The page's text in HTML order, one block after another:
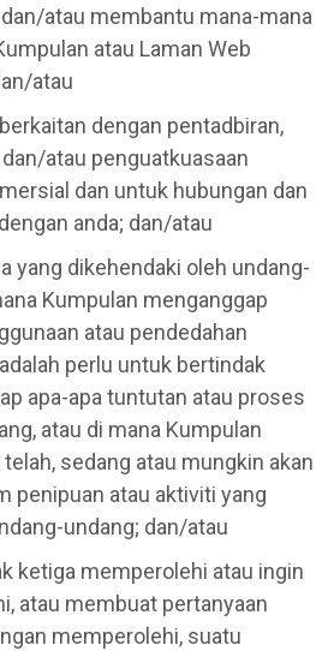
atau membantu mana-mana
atau Laman Web
atau
dengan pentadbiran,
atau penguatkuasaan
dan untuk hubungan dan
anda; dan/atau
yang dikehendaki oleh undang-
Kumpulan menganggap
atau pendedahan
perlu untuk bertindak
apa-apa tuntutan atau proses
atau di mana Kumpulan
sedang atau mungkin akan
penipuan atau aktiviti yang
undang; dan/atau
ketiga memperolehi atau ingin
atau membuat pertanyaan
memperolehi, suatu